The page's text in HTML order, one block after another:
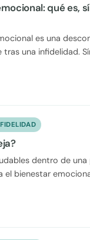
qué es,
es una
una infidelidad.
dentro de una
el bienestar